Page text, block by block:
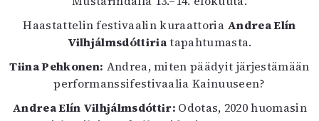
5/2025
Lehtiarkisto
Info
Tilaus ja irtonumerot
Yhteistyössä
Haastattelin festivaalin kuraattoria Andrea Elín
Vilhjálmsdóttiriatapahtumasta.
Tiina Pehkonen: Andrea, miten päädyit järjestämään
performanssifestivaalia Kainuuseen?
Andrea Elín Vilhjálmsdóttir: Odotas, 2020 huomasin